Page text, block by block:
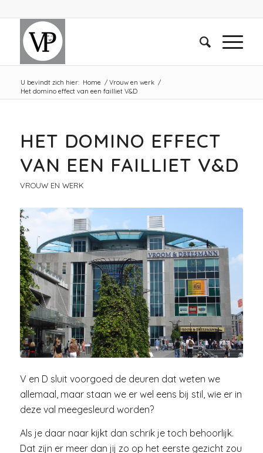
U bevindt zich hier: Home / Vrouw en werk /
Het domino effect van een failliet V&D
HET DOMINO EFFECT
VAN EEN FAILLIET V&D
VROUW EN WERK
V en D sluit voorgoed de deuren dat weten we
allemaal, maar staan we er wel eens bij stil, wie er in
deze val meegesleurd worden?
Als je daar naar kijkt dan schrik je toch behoorlijk.
Dat zijn er meer dan jij zo op het eerste gezicht zou